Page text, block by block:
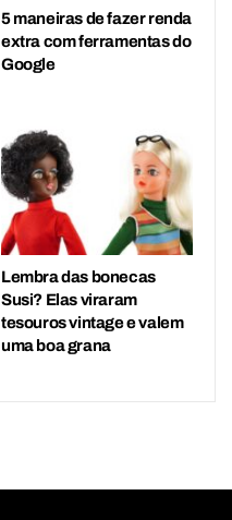
5 maneiras de fazer renda
extra com ferramentas do
Google
Lembra das bonecas
Susi? Elas viraram
tesouros vintage e valem
uma boa grana